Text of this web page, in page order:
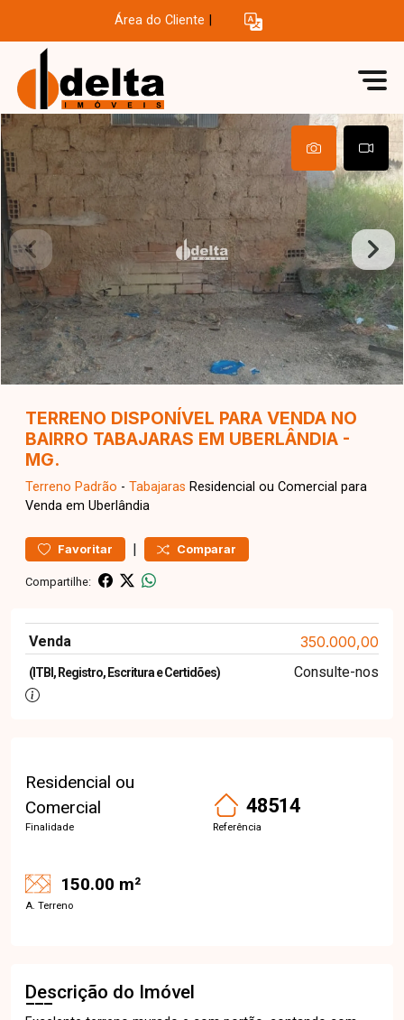
Área do Cliente
TERRENO DISPONÍVEL PARA VENDA NO
BAIRRO TABAJARAS EM UBERLÂNDIA -
MG.
Terreno Padrão - Tabajaras Residencial ou Comercial para
Venda em Uberlândia
Favoritar | Comparar
Compartilhe:
Venda 350.000,00
(ITBI, Registro, Escritura e Certidões) Consulte-nos
Residencial ou
Comercial
Finalidade
48514
Referência
150.00 m²
A. Terreno
Descrição do Imóvel